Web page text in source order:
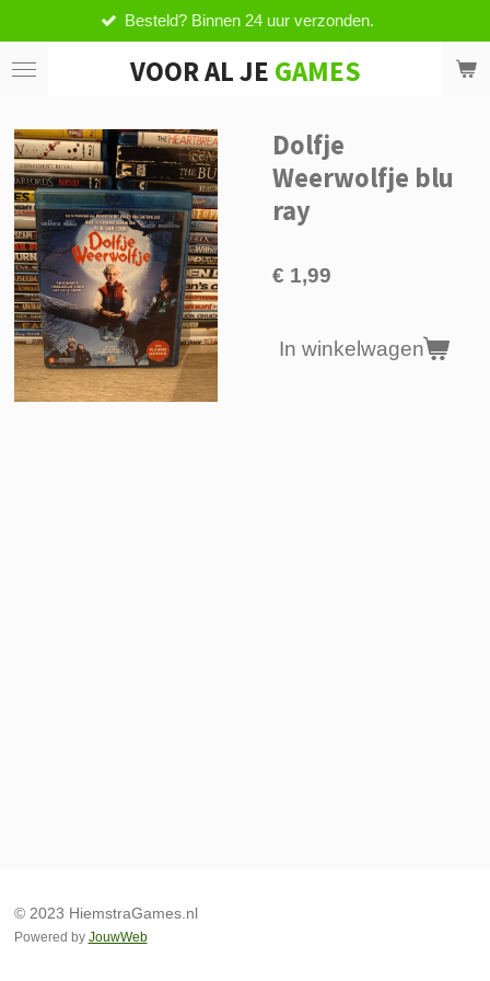
direct
naar
VOOR AL JE GAMES
Binnen 24 uur verzonden.
Dolfje
Weerwolfje blu
ray
€ 1,99
In winkelwagen
© 2023 HiemstraGames.nl
Powered by JouwWeb